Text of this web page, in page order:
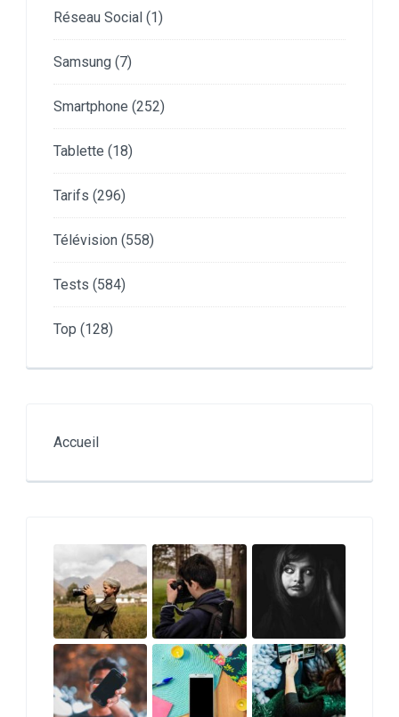
Réseau Social (1)
Samsung (7)
Smartphone (252)
Tablette (18)
Tarifs (296)
Télévision (558)
Tests (584)
Top (128)
Accueil